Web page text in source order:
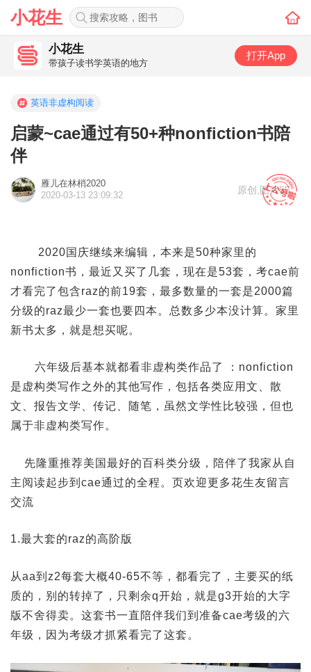
小花生
小花生
带孩子读书学英语的地方
打开App
英语非虚构阅读
启蒙~cae通过有50+种nonfiction书陪
伴
雁儿在林梢2020
2020-03-13 23:09:32
原创 图片55
2020国庆继续来编辑，本来是50种家里的
nonfiction书，最近又买了几套，现在是53套，考cae前
才看完了包含raz的前19套，最多数量的一套是2000篇
分级的raz最少一套也要四本。总数多少本没计算。家里
新书太多，就是想买呢。
六年级后基本就都看非虚构类作品了 ：nonfiction
是虚构类写作之外的其他写作，包括各类应用文、散
文、报告文学、传记、随笔，虽然文学性比较强，但也
属于非虚构类写作。
先隆重推荐美国最好的百科类分级，陪伴了我家从自
主阅读起步到cae通过的全程。页欢迎更多花生友留言
交流
1.最大套的raz的高阶版
从aa到z2每套大概40-65不等，都看完了，主要买的纸
质的，别的转掉了，只剩余q开始，就是g3开始的大字
版不舍得卖。这套书一直陪伴我们到准备cae考级的六
年级，因为考级才抓紧看完了这套。